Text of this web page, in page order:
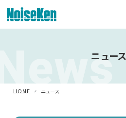
ニュース
HOME ニュース